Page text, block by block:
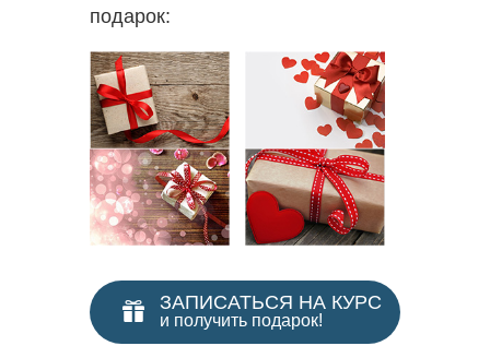
подарок:
ЗАПИСАТЬСЯ НА КУРС
и получить подарок!